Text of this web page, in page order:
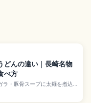
どんの違い｜長崎名物
べ方
ラ・豚骨スープに太麺を煮込
あんかけを細い揚げ麺(太麺
ル。発祥は1899年創業の四